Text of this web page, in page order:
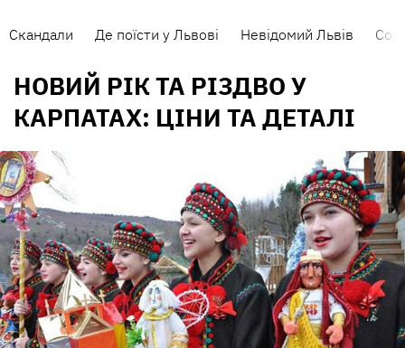
Скандали Де поїсти у Львові Невідомий Львів
НОВИЙ РІК ТА РІЗДВО У
КАРПАТАХ: ЦІНИ ТА ДЕТАЛІ